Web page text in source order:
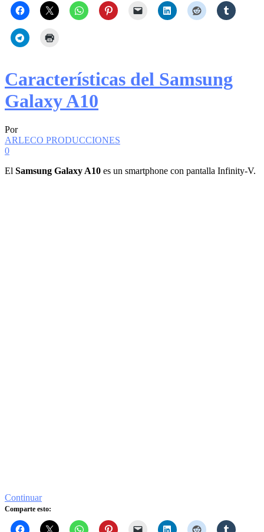
Características del Samsung
Galaxy A10
Por
ARLECO PRODUCCIONES
0
El Samsung Galaxy A10 es un smartphone con pantalla Infinity-V.
Continuar
Comparte esto: